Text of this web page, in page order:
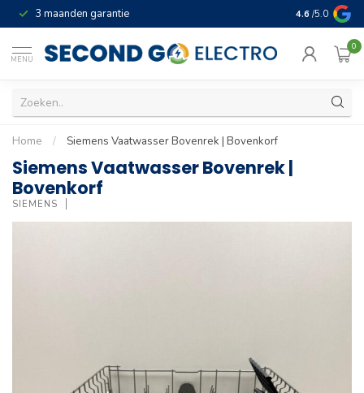
3 maanden garantie Geld terug
4.6 /5.0
MENU
0
Home / Siemens Vaatwasser Bovenrek | Bovenkorf
Siemens Vaatwasser Bovenrek |
Bovenkorf
SIEMENS